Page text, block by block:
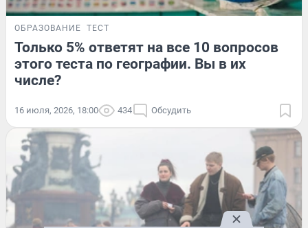
ОБРАЗОВАНИЕ ТЕСТ
Только 5% ответят на все 10 вопросов
этого теста по географии. Вы в их
числе?
16 июля, 2026, 18:00 434 Обсудить